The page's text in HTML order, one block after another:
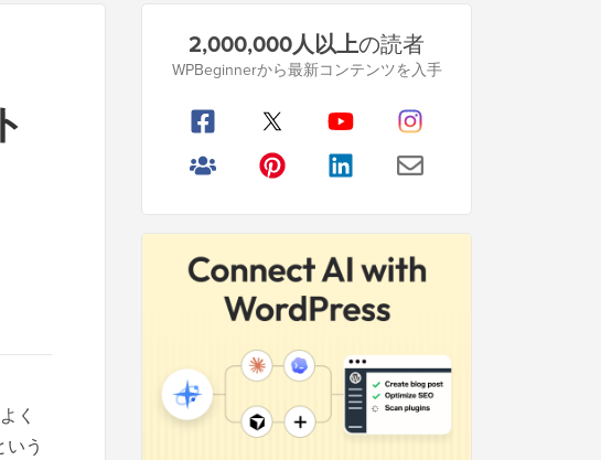
く
う
サ
ー
2,000,000人以上の読者
WPBeginnerから最新コンテンツを入手